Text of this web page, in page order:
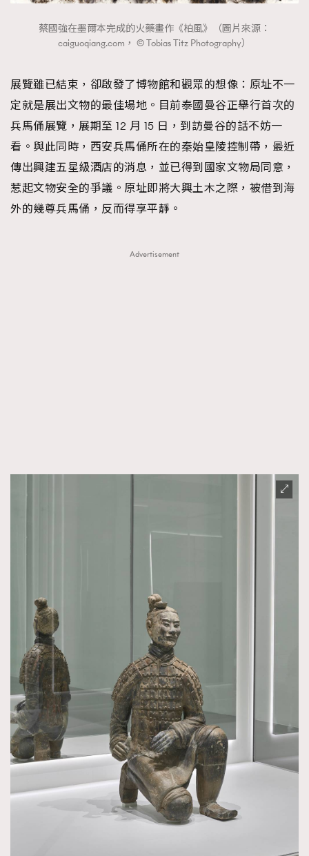
蔡國強在墨爾本完成的火藥畫作《柏風》（圖片來源：
caiguoqiang.com， © Tobias Titz Photography）
展覽雖已結束，卻啟發了博物館和觀眾的想像：原址不一
定就是展出文物的最佳場地。目前泰國曼谷正舉行首次的
兵馬俑展覽，展期至 12 月 15 日，到訪曼谷的話不妨一
看。與此同時，西安兵馬俑所在的秦始皇陵控制帶，最近
傳出興建五星級酒店的消息，並已得到國家文物局同意，
惹起文物安全的爭議。原址即將大興土木之際，被借到海
外的幾尊兵馬俑，反而得享平靜。
Advertisement